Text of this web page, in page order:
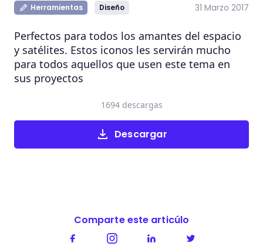
Herramientas Diseño 31 Marzo 2017
Perfectos para todos los amantes del espacio
y satélites. Estos iconos les servirán mucho
para todos aquellos que usen este tema en
sus proyectos
Descargar
1694 descargas
Comparte este articúlo